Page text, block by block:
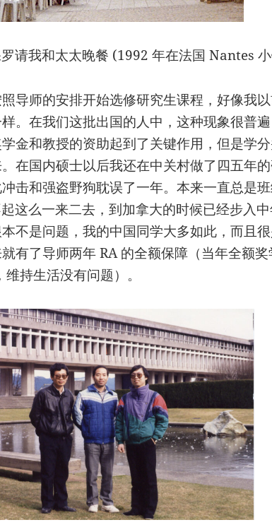
请我和太太晚餐 (1992 年在法国 Nantes
导师的安排开始选修研究生课程，好像我
。在我们这批出国的人中，这种现象很普
金和教授的资助起到了关键作用，但是学
在国内硕士以后我还在中关村做了四五年
击和强盗野狗耽误了一年。本来一直总是
这么一来二去，到加拿大的时候已经步入
不是问题，我的中国同学大多如此，而且
有了导师两年 RA 的全额保障（当年全额
持生活没有问题）。